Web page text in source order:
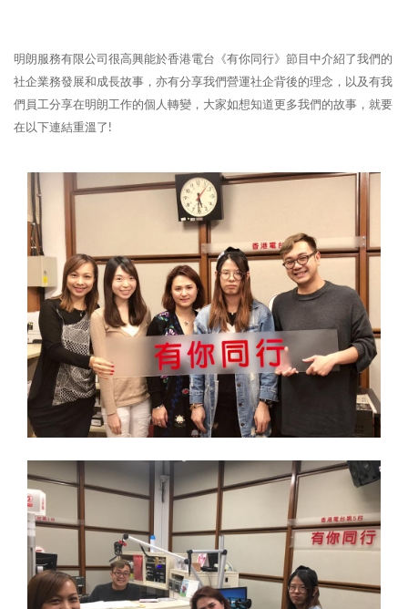
明朗服務有限公司很高興能於香港電台《有你同行》節目中介紹了我們的
社企業務發展和成長故事，亦有分享我們營運社企背後的理念，以及有我
們員工分享在明朗工作的個人轉變，大家如想知道更多我們的故事，就要
在以下連結重溫了!